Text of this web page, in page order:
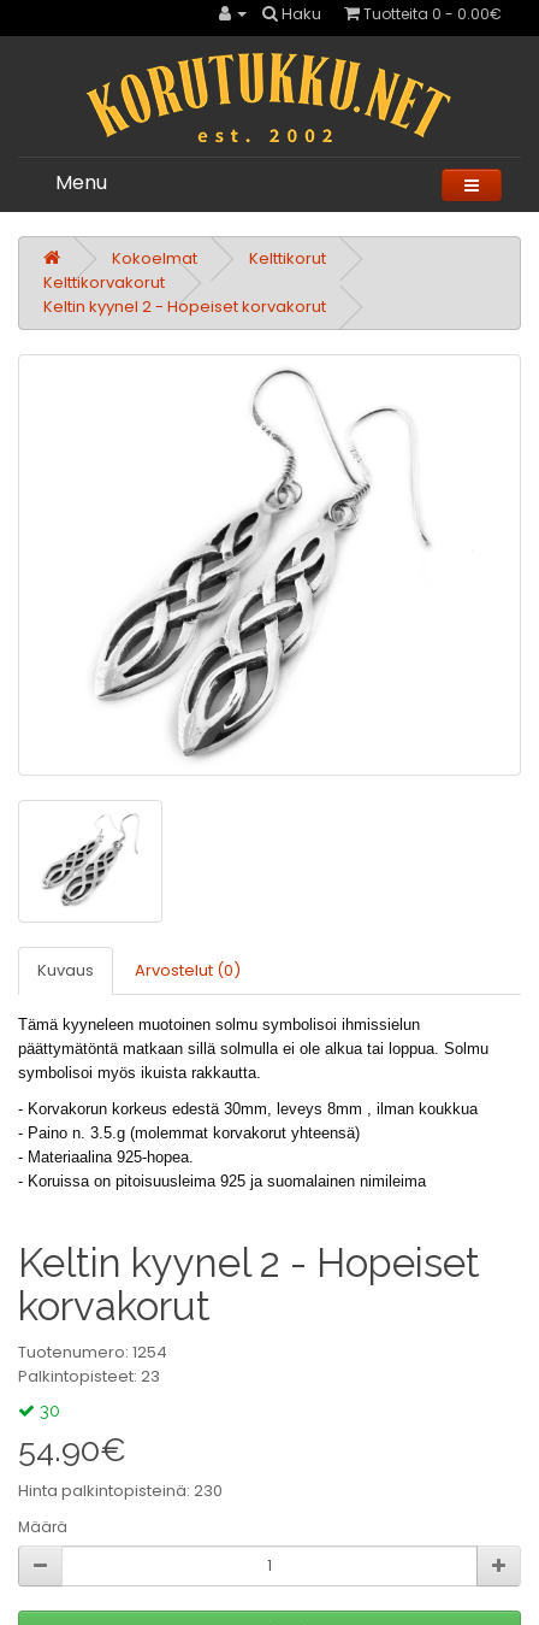
Haku Tuotteita 0 - 0.00€
Menu
Kokoelmat
Kelttikorut
Kelttikorvakorut
Keltin kyynel 2 - Hopeiset korvakorut
Kuvaus Arvostelut (0)
Tämä kyyneleen muotoinen solmu symbolisoi ihmissielun
päättymätöntä matkaan sillä solmulla ei ole alkua tai loppua. Solmu
symbolisoi myös ikuista rakkautta.
- Korvakorun korkeus edestä 30mm, leveys 8mm , ilman koukkua
- Paino n. 3.5.g (molemmat korvakorut yhteensä)
- Materiaalina 925-hopea.
- Koruissa on pitoisuusleima 925 ja suomalainen nimileima
Keltin kyynel 2 - Hopeiset
korvakorut
Tuotenumero: 1254
Palkintopisteet: 23
30
54.90€
Hinta palkintopisteinä: 230
Määrä